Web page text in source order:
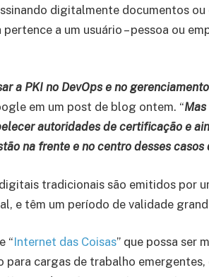
digitalmente documentos
a um usuário – pessoa ou
a PKI no DevOps e no
em um post de blog ontem. “
autoridades de certificação e
na frente e no centro desses casos
tradicionais são emitidos por
e têm um período de validade
“Internet das Coisas” que possa ser
para cargas de trabalho